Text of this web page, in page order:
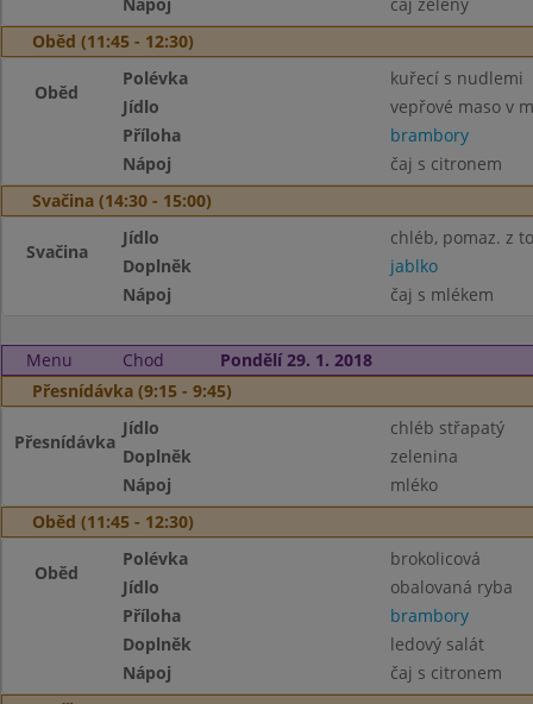
Oběd (11:45 - 12:30)
Oběd
Polévka
kuřecí s nudlemi
Jídlo
vepřové maso v
Příloha
brambory
Nápoj
čaj s citronem
Svačina (14:30 - 15:00)
Svačina
Jídlo
chléb, pomaz. z
Doplněk
jablko
Nápoj
čaj s mlékem
Menu Chod
Pondělí 29. 1. 2018
Přesnídávka (9:15 - 9:45)
Přesnídávka
Jídlo
chléb střapatý
Doplněk
zelenina
Nápoj
mléko
Oběd (11:45 - 12:30)
Oběd
Polévka
brokolicová
Jídlo
obalovaná ryba
Příloha
brambory
Doplněk
ledový salát
Nápoj
čaj s citronem